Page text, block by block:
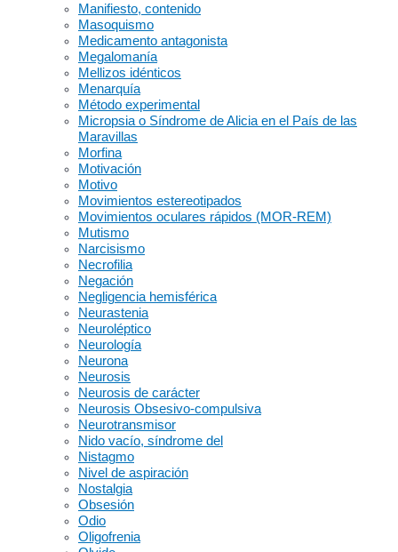
Manifiesto, contenido
Masoquismo
Medicamento antagonista
Megalomanía
Mellizos idénticos
Menarquía
Método experimental
Micropsia o Síndrome de Alicia en el País de las
Maravillas
Morfina
Motivación
Motivo
Movimientos estereotipados
Movimientos oculares rápidos (MOR-REM)
Mutismo
Narcisismo
Necrofilia
Negación
Negligencia hemisférica
Neurastenia
Neuroléptico
Neurología
Neurona
Neurosis
Neurosis de carácter
Neurosis Obsesivo-compulsiva
Neurotransmisor
Nido vacío, síndrome del
Nistagmo
Nivel de aspiración
Nostalgia
Obsesión
Odio
Oligofrenia